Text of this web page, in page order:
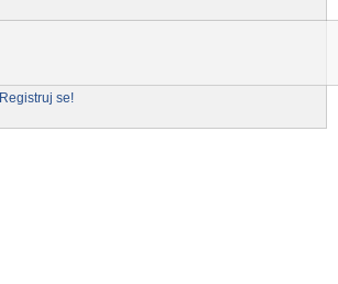
Registruj se!